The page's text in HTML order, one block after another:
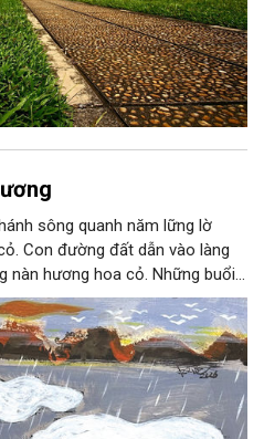
sông quanh năm lững lờ
Con đường đất dẫn vào làng
nàn hương hoa cỏ. Những buổi
phía cuối sông, đám hoa tím
lên một lớp khói.